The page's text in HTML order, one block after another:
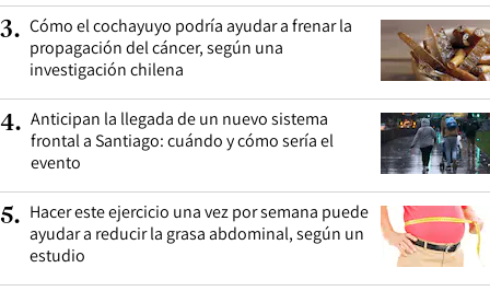
3. Cómo el cochayuyo podría ayudar a frenar la
propagación del cáncer, según una
investigación chilena
4. Anticipan la llegada de un nuevo sistema
frontal a Santiago: cuándo y cómo sería el
evento
5. Hacer este ejercicio una vez por semana puede
ayudar a reducir la grasa abdominal, según un
estudio